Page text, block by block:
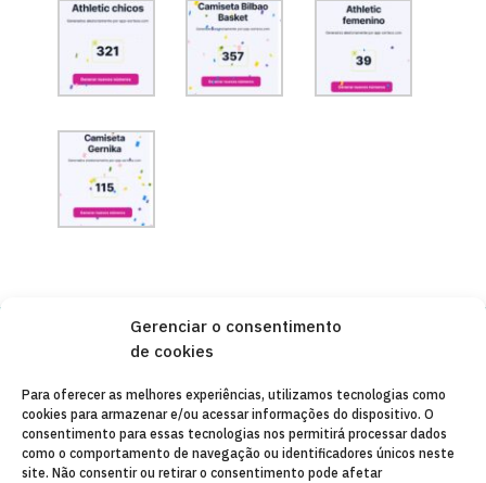
Gerenciar o consentimento
de cookies
Para oferecer as melhores experiências, utilizamos tecnologias como
cookies para armazenar e/ou acessar informações do dispositivo. O
consentimento para essas tecnologias nos permitirá processar dados
como o comportamento de navegação ou identificadores únicos neste
site. Não consentir ou retirar o consentimento pode afetar
Copyleft 2025
AVISO LEGAL
POLÍTICA DE PRIVACIDADE